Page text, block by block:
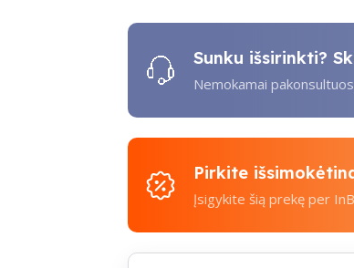
Sunku išsirinkti?
Nemokamai
Pirkite
Įsigykite šią prekę per